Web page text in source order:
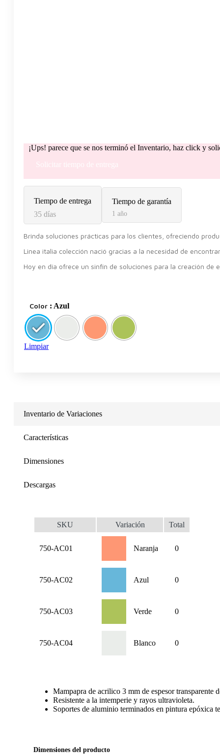
¡Ups! parece que se nos terminó el Inventario, haz click y
Solicitar tiempo de entrega
Tiempo de entrega
35 días
Tiempo de garantía
1 año
Brinda soluciones prácticas para los clientes, ofreciendo
Linea italia colección nació gracias a la necesidad de
Hoy en día ofrece un sinfín de soluciones para la creación
Color : Azul
Limpiar
Inventario de Variaciones
Características
Dimensiones
Descargas
SKU Variación Total
750-AC01 Naranja 0
750-AC02 Azul 0
750-AC03 Verde 0
750-AC04 Blanco 0
Mampapra de acrilico 3 mm de espesor transparente
Resistente a la intemperie y rayos ultravioleta.
Soportes de aluminio terminados en pintura epóxica
Dimensiones del producto